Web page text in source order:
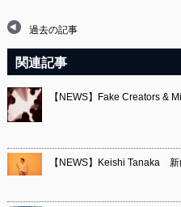
過去の記事
関連記事
【NEWS】Fake Creators &
【NEWS】Keishi Tanaka 新